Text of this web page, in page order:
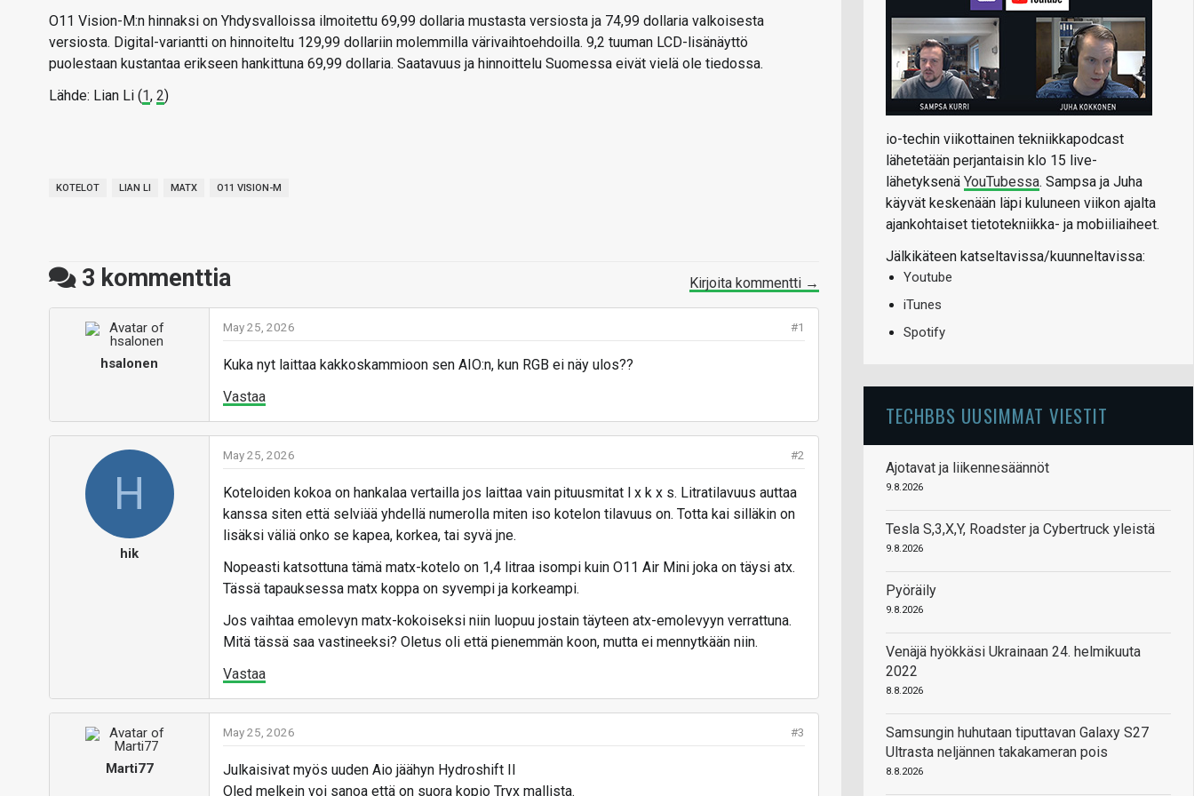
O11 Vision-M:n hinnaksi on Yhdysvalloissa ilmoitettu 69,99 dollaria mustasta versiosta ja 74,99 dollaria valkoisesta
versiosta. Digital-variantti on hinnoiteltu 129,99 dollariin molemmilla värivaihtoehdoilla. 9,2 tuuman LCD-lisänäyttö
puolestaan kustantaa erikseen hankittuna 69,99 dollaria. Saatavuus ja hinnoittelu Suomessa eivät vielä ole tiedossa.
Lähde: Lian Li (1, 2)
KOTELOT LIAN LI MATX O11 VISION-M
3 kommenttia Kirjoita kommentti →
hsalonen
#1
May 25, 2026
Kuka nyt laittaa kakkoskammioon sen AIO:n, kun RGB ei näy ulos??
Vastaa
H
hik
#2
May 25, 2026
Koteloiden kokoa on hankalaa vertailla jos laittaa vain pituusmitat l x k x s. Litratilavuus auttaa
kanssa siten että selviää yhdellä numerolla miten iso kotelon tilavuus on. Totta kai silläkin on
lisäksi väliä onko se kapea, korkea, tai syvä jne.
Nopeasti katsottuna tämä matx-kotelo on 1,4 litraa isompi kuin O11 Air Mini joka on täysi atx.
Tässä tapauksessa matx koppa on syvempi ja korkeampi.
Jos vaihtaa emolevyn matx-kokoiseksi niin luopuu jostain täyteen atx-emolevyyn verrattuna.
Mitä tässä saa vastineeksi? Oletus oli että pienemmän koon, mutta ei mennytkään niin.
Vastaa
Marti77
#3
May 25, 2026
Julkaisivat myös uuden Aio jäähyn Hydroshift II
Oled melkein voi sanoa että on suora kopio Tryx mallista.
io-techin viikottainen tekniikkapodcast
lähetetään perjantaisin klo 15 live-
lähetyksenä YouTubessa. Sampsa ja Juha
käyvät keskenään läpi kuluneen viikon ajalta
ajankohtaiset tietotekniikka- ja mobiiliaiheet.
Jälkikäteen katseltavissa/kuunneltavissa:
Youtube
iTunes
Spotify
TECHBBS UUSIMMAT VIESTIT
Ajotavat ja liikennesäännöt
9.8.2026
Tesla S,3,X,Y, Roadster ja Cybertruck yleistä
9.8.2026
Pyöräily
9.8.2026
Venäjä hyökkäsi Ukrainaan 24. helmikuuta
2022
8.8.2026
Samsungin huhutaan tiputtavan Galaxy S27
Ultrasta neljännen takakameran pois
8.8.2026